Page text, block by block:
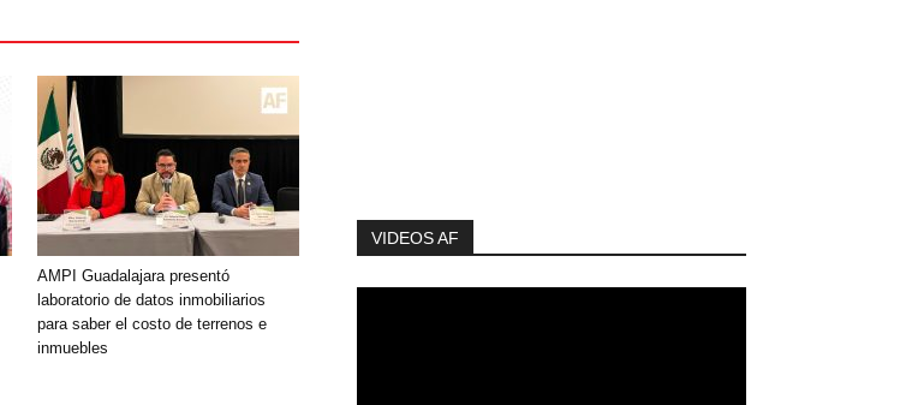
AMPI Guadalajara presentó
laboratorio de datos inmobiliarios
para saber el costo de terrenos e
inmuebles
VIDEOS AF